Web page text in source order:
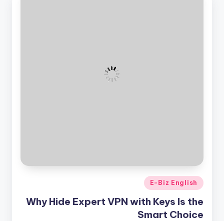
نُشر
في
E-Biz English
Why Hide Expert VPN with Keys Is the
Smart Choice